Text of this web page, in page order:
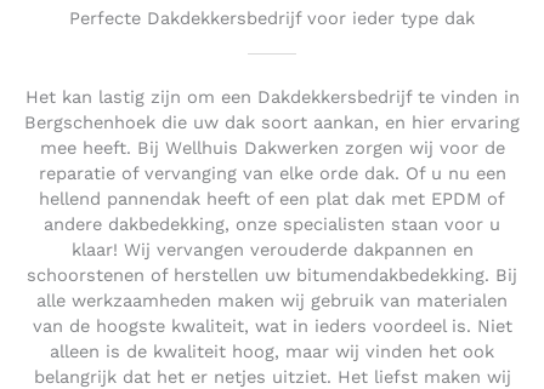
Perfecte Dakdekkersbedrijf voor ieder type dak
Het kan lastig zijn om een Dakdekkersbedrijf te vinden in
Bergschenhoek die uw dak soort aankan, en hier ervaring
mee heeft. Bij Wellhuis Dakwerken zorgen wij voor de
reparatie of vervanging van elke orde dak. Of u nu een
hellend pannendak heeft of een plat dak met EPDM of
andere dakbedekking, onze specialisten staan voor u
klaar! Wij vervangen verouderde dakpannen en
schoorstenen of herstellen uw bitumendakbedekking. Bij
alle werkzaamheden maken wij gebruik van materialen
van de hoogste kwaliteit, wat in ieders voordeel is. Niet
alleen is de kwaliteit hoog, maar wij vinden het ook
belangrijk dat het er netjes uitziet. Het liefst maken wij